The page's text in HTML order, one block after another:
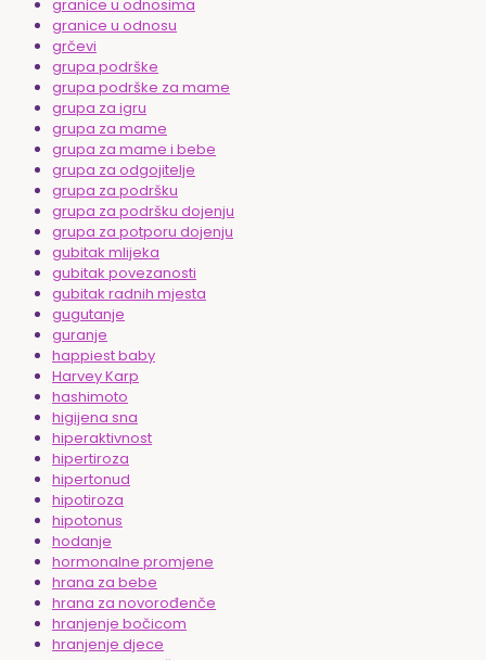
granice u odnosima
granice u odnosu
grčevi
grupa podrške
grupa podrške za mame
grupa za igru
grupa za mame
grupa za mame i bebe
grupa za odgojitelje
grupa za podršku
grupa za podršku dojenju
grupa za potporu dojenju
gubitak mlijeka
gubitak povezanosti
gubitak radnih mjesta
gugutanje
guranje
happiest baby
Harvey Karp
hashimoto
higijena sna
hiperaktivnost
hipertiroza
hipertonud
hipotiroza
hipotonus
hodanje
hormonalne promjene
hrana za bebe
hrana za novorođenče
hranjenje bočicom
hranjenje djece